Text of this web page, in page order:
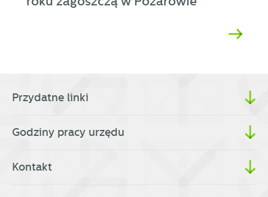
Przydatne linki
Godziny pracy urzędu
Kontakt